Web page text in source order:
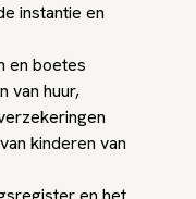
instantie en
en boetes
van huur,
kinderen van